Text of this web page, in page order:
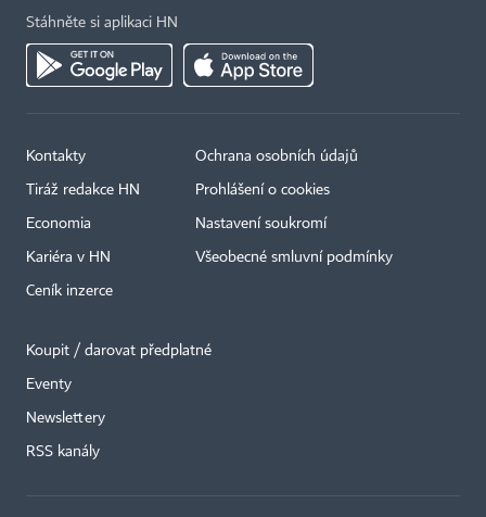
Stáhněte si aplikaci HN
Kontakty
Tiráž redakce HN
Economia
Kariéra v HN
Ceník inzerce
Ochrana osobních údajů
Prohlášení o cookies
Nastavení soukromí
Všeobecné smluvní podmínky
Koupit / darovat předplatné
Eventy
Newslettery
RSS kanály